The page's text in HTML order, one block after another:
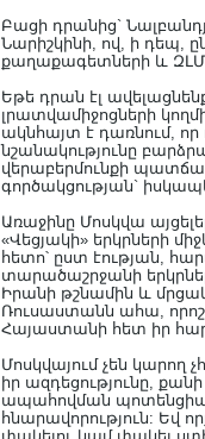
Բացի դրանից`
Նարիշկինի, ով, ի
քաղաքագետների և
Եթե դրան էլ
լրատվամիջոցների
ակնհայտ է դառնում,
նշանակությունը
վերաբերմունքի
գործակցության`
Առաջինը Մոսկվա
«Վեցյակի» երկրների
հետո՝ ըստ էության,
տարածաշրջանի
Իրանի թշնամին և
Ռուսաստանն ահա,
Հայաստանի հետ իր
Մոսկվայում չեն
իր ազդեցությունը,
ապահովման
հնարավորություն: Եվ